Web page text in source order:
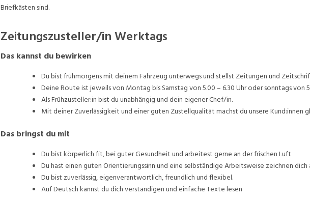
Briefkästen sind.
Zeitungszusteller/in Werktags
Das kannst du bewirken
Du bist frühmorgens mit deinem Fahrzeug unterwegs und stellst Zeitungen und
Deine Route ist jeweils von Montag bis Samstag von 5.00 – 6.30 Uhr oder sonntags von
Als Frühzusteller:in bist du unabhängig und dein eigener Chef/in.
Mit deiner Zuverlässigkeit und einer guten Zustellqualität machst du unsere Kund:innen
Das bringst du mit
Du bist körperlich fit, bei guter Gesundheit und arbeitest gerne an der frischen Luft
Du hast einen guten Orientierungssinn und eine selbständige Arbeitsweise zeichnen dich
Du bist zuverlässig, eigenverantwortlich, freundlich und flexibel.
Auf Deutsch kannst du dich verständigen und einfache Texte lesen